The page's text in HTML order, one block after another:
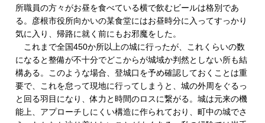
所職員の方々がお昼を食べている横で飲むビールは格別であ
る。彦根市役所向かいの某食堂にはお昼時分に入ってすっかり
気に入り、帰路に就く前にもお邪魔をした。
これまで全国450か所以上の城に行ったが、これくらいの数
になると整備が不十分でどこからが城域か判然としない所も結
構ある。このような場合、登城口を予め確認しておくことは重
要で、これを怠って現地に行ってしまうと、城の外周をぐるっ
と回る羽目になり、体力と時間のロスに繋がる。城は元来の機
能上、アプローチしにくい構造に作られており、町中の城でさ